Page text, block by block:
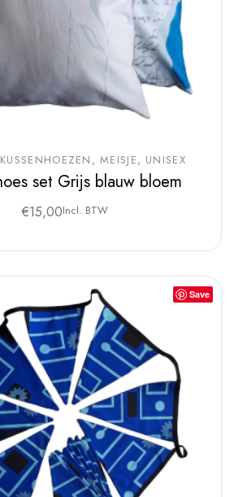
KUSSENHOEZEN MEISJE UNISEX
set Grijs blauw bloem
€15,00Incl. BTW
Save